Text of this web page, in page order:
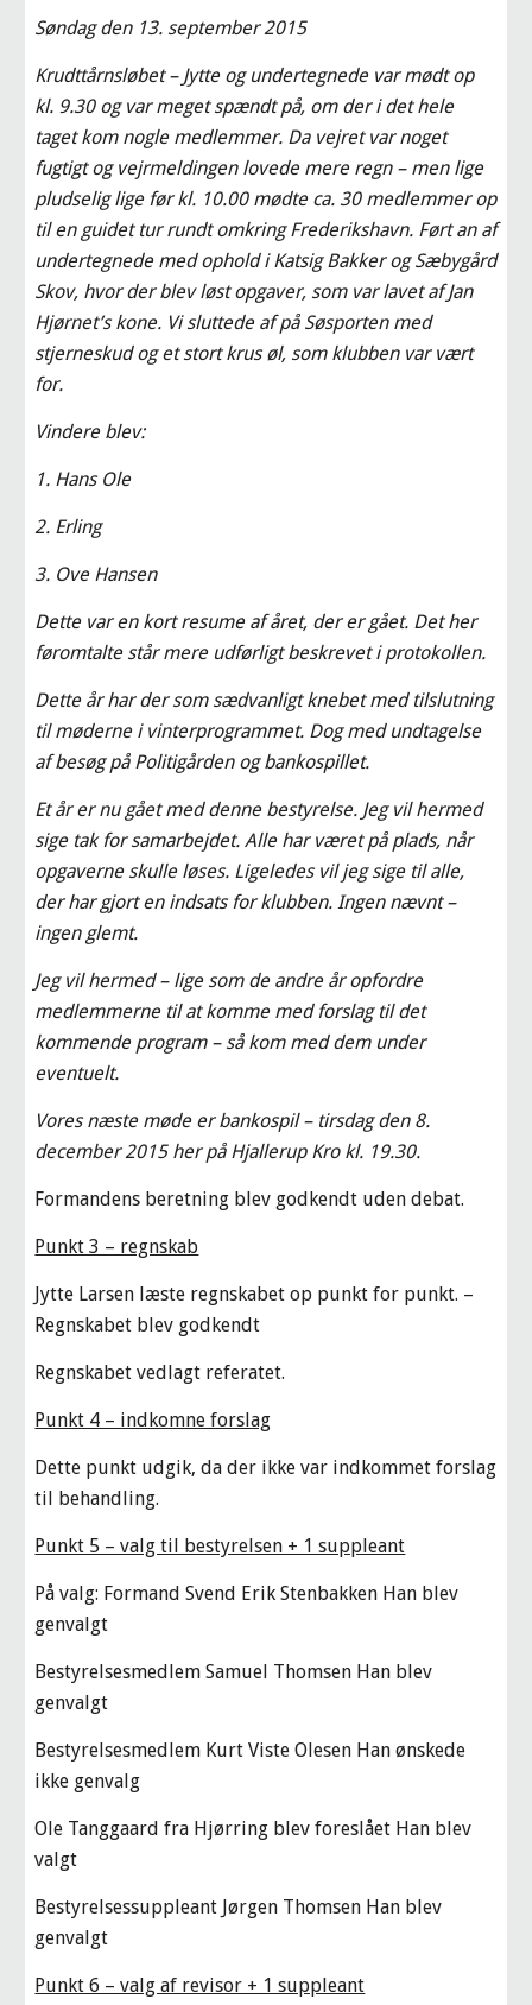
Søndag den 13. september 2015
Krudttårnsløbet – Jytte og undertegnede var mødt op
kl. 9.30 og var meget spændt på, om der i det hele
taget kom nogle medlemmer. Da vejret var noget
fugtigt og vejrmeldingen lovede mere regn – men lige
pludselig lige før kl. 10.00 mødte ca. 30 medlemmer op
til en guidet tur rundt omkring Frederikshavn. Ført an af
undertegnede med ophold i Katsig Bakker og Sæbygård
Skov, hvor der blev løst opgaver, som var lavet af Jan
Hjørnet’s kone. Vi sluttede af på Søsporten med
stjerneskud og et stort krus øl, som klubben var vært
for.
Vindere blev:
1. Hans Ole
2. Erling
3. Ove Hansen
Dette var en kort resume af året, der er gået. Det her
føromtalte står mere udførligt beskrevet i protokollen.
Dette år har der som sædvanligt knebet med tilslutning
til møderne i vinterprogrammet. Dog med undtagelse
af besøg på Politigården og bankospillet.
Et år er nu gået med denne bestyrelse. Jeg vil hermed
sige tak for samarbejdet. Alle har været på plads, når
opgaverne skulle løses. Ligeledes vil jeg sige til alle,
der har gjort en indsats for klubben. Ingen nævnt –
ingen glemt.
Jeg vil hermed – lige som de andre år opfordre
medlemmerne til at komme med forslag til det
kommende program – så kom med dem under
eventuelt.
Vores næste møde er bankospil – tirsdag den 8.
december 2015 her på Hjallerup Kro kl. 19.30.
Formandens beretning blev godkendt uden debat.
Punkt 3 – regnskab
Jytte Larsen læste regnskabet op punkt for punkt. –
Regnskabet blev godkendt
Regnskabet vedlagt referatet.
Punkt 4 – indkomne forslag
Dette punkt udgik, da der ikke var indkommet forslag
til behandling.
Punkt 5 – valg til bestyrelsen + 1 suppleant
På valg: Formand Svend Erik Stenbakken Han blev
genvalgt
Bestyrelsesmedlem Samuel Thomsen Han blev
genvalgt
Bestyrelsesmedlem Kurt Viste Olesen Han ønskede
ikke genvalg
Ole Tanggaard fra Hjørring blev foreslået Han blev
valgt
Bestyrelsessuppleant Jørgen Thomsen Han blev
genvalgt
Punkt 6 – valg af revisor + 1 suppleant